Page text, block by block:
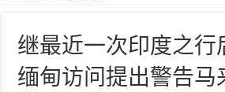
继最近一次印度之行
缅甸访问提出警告马